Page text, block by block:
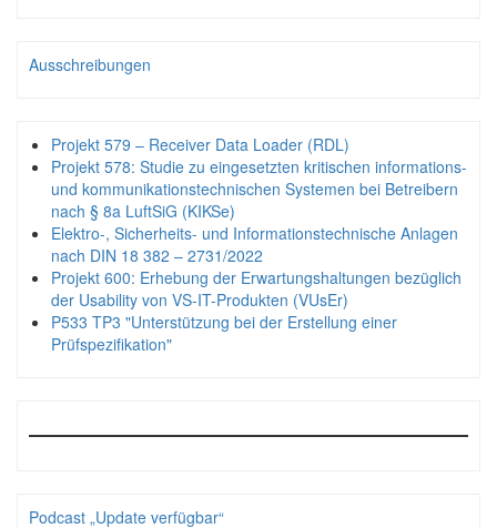
Ausschreibungen
Projekt 579 – Receiver Data Loader (RDL)
Projekt 578: Studie zu eingesetzten kritischen informations-
und kommunikationstechnischen Systemen bei Betreibern
nach § 8a LuftSiG (KIKSe)
Elektro-, Sicherheits- und Informationstechnische Anlagen
nach DIN 18 382 – 2731/2022
Projekt 600: Erhebung der Erwartungshaltungen bezüglich
der Usability von VS-IT-Produkten (VUsEr)
P533 TP3 "Unterstützung bei der Erstellung einer
Prüfspezifikation"
Podcast „Update verfügbar“